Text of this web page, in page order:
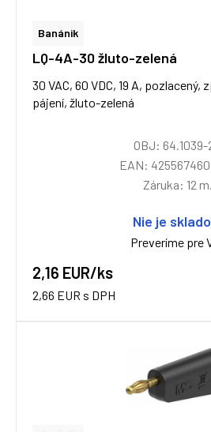
Banánik
LQ-4A-30 žluto-zelená
30 VAC, 60 VDC, 19 A, pozlacený,
pájení, žluto-zelená
OBJ: 64.1039-
EAN:
Záruka: 12 m.
Nie je
Preveríme pre
2,16 EUR/ks
2,66 EUR s DPH